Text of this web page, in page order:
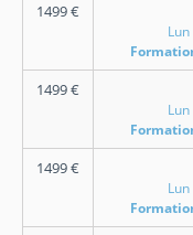
1499€
1499€
1499€